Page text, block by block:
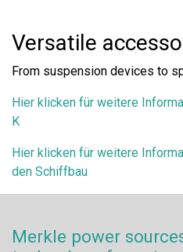
Versatile
From suspension devices to
Hier klicken für weitere
K
Hier klicken für weitere
den Schiffbau
Merkle power